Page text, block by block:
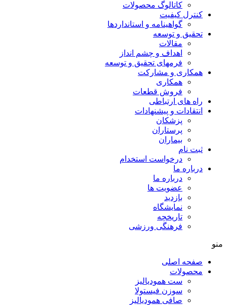
کاتالوگ محصولات
کنترل کیفیت
گواهينامه و استانداردها
تحقيق و توسعه
مقالات
اهداف و چشم انداز
فرمهای تحقیق و توسعه
همکاری و مشارکت
همکاری
فروش قطعات
راه های ارتباطی
انتقادات و پيشنهادات
پزشكان
پرستاران
بيماران
ثبت نام
درخواست استخدام
درباره ما
درباره ما
عضویت ها
بازدید
نمایشگاه
تاريخچه
فرهنگی ورزشی
منو
صفحه اصلی
محصولات
ست همودیالیز
سوزن فیستولا
صافی همودیالیز